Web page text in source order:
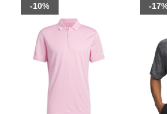
-10% -